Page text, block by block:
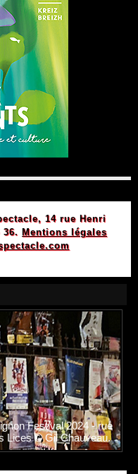
14 rue Henri
36. Mentions légales
Festival 2024 - rue
Lices © Gil Chauveau.